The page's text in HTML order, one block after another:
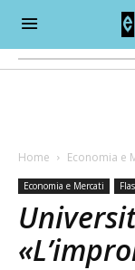
Home Economia e
Economia e Mercati